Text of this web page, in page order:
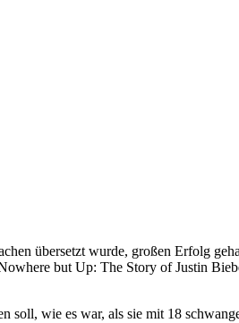
übersetzt wurde, großen Erfolg
but Up: The Story of Justin
soll, wie es war, als sie mit 18